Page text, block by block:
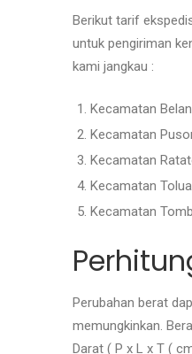
Berikut tarif
untuk pengiriman
kami jangkau :
Kecamatan
Kecamatan
Kecamatan
Kecamatan
Kecamatan
Perubahan berat
memungkinkan.
Darat ( P x L x T (